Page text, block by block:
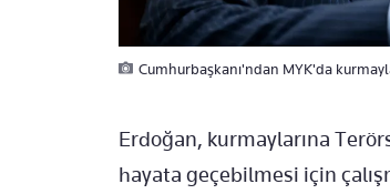
Cumhurbaşkanı'ndan MYK'da
Erdoğan, kurmaylarına
hayata geçebilmesi için